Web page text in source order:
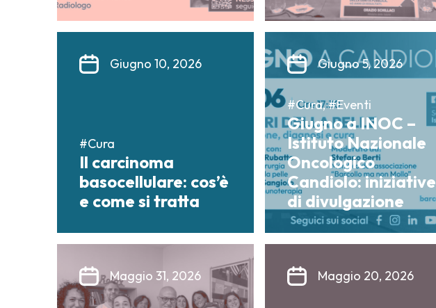
Giugno 10, 2026
#Cura
Il carcinoma
basocellulare: cos’è
e come si tratta
Giugno 5, 2026
#Cura, #Eventi
Giugno a INOC –
Istituto Nazionale
Oncologico
Candiolo: iniziative
di divulgazione
Maggio 31, 2026 Maggio 20, 2026